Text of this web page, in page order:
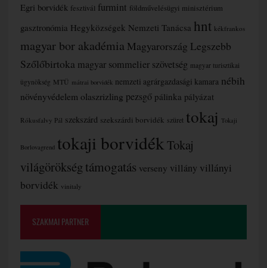
Egri borvidék fesztivál furmint földművelésügyi minisztérium
gasztronómia Hegyközségek Nemzeti Tanácsa hnt kékfrankos
magyar bor akadémia Magyarország Legszebb
Szőlőbirtoka magyar sommelier szövetség magyar turisztikai
ügynökség MTÜ mátrai borvidék nemzeti agrárgazdasági kamara nébih
növényvédelem olaszrizling pezsgő pálinka pályázat
Rókusfalvy Pál szekszárd szekszárdi borvidék szüret tokaj Tokaji
Borlovagrend tokaji borvidékTokaj
világörökségtámogatás verseny villány villányi
borvidék vinitaly
SZAKMAI PARTNER